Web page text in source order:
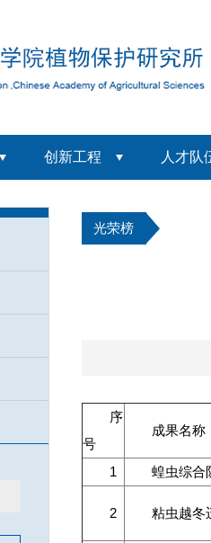
创新工程 人才队
光荣榜
序
号
成果名称
1 蝗虫综合
2 粘虫越冬